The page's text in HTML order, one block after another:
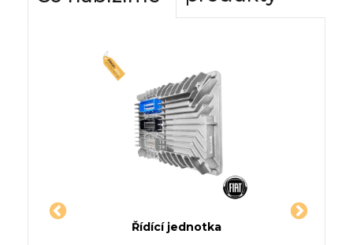
Řídící jednotka
Jednotka VOLVO S40 I